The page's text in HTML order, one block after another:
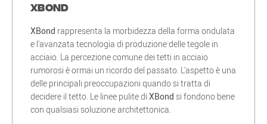
XBond
XBond rappresenta la morbidezza della forma ondulata
e l'avanzata tecnologia di produzione delle tegole in
acciaio. La percezione comune dei tetti in acciaio
rumorosi è ormai un ricordo del passato. L'aspetto è una
delle principali preoccupazioni quando si tratta di
decidere il tetto. Le linee pulite di XBond si fondono bene
con qualsiasi soluzione architettonica.